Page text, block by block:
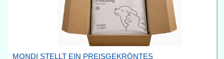
MONDI STELLT EIN PREISGEKRÖNTES